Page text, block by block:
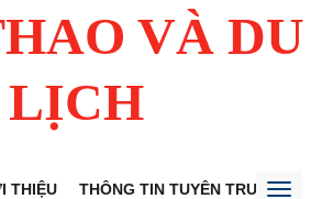
VÀ DU
LỊCH
THIỆU THÔNG TIN TUYÊN TRUYỀN